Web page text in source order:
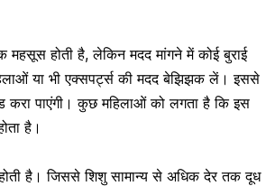
होती है, लेकिन मदद मांगने में कोई बुराई
या भी एक्सपर्ट्स की मदद बेझिझक लें। इससे
पाएंगी। कुछ महिलाओं को लगता है कि इस
है।
है। जिससे शिशु सामान्य से अधिक देर तक दूध